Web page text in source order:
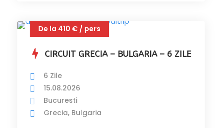
De la 410 € / pers
CIRCUIT GRECIA – BULGARIA – 6 ZILE
6 Zile
15.08.2026
Bucuresti
Grecia, Bulgaria